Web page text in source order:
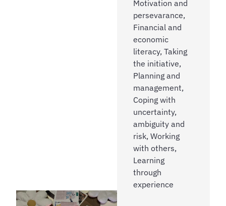
Motivation and
persevarance,
Financial and
economic
literacy, Taking
the initiative,
Planning and
management,
Coping with
uncertainty,
ambiguity and
risk, Working
with others,
Learning
through
experience